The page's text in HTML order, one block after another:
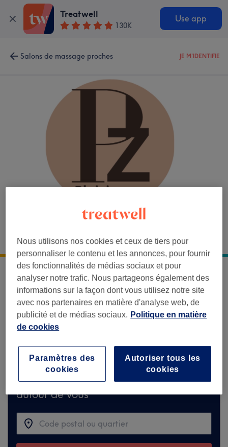
Treatwell
130K
Use app
Salons de massage proches JE M'IDENTIFIE
1844 Avenue Pierre Auguste Renoir
La Seyne-sur-
83500
Désolé, cet établissement n'est
temporairement pas disponible sur
Treatwell.
Mais découvrez ci-dessous des partenaires
similaires qui pourraient vous plaire.
Trouver les meilleurs établissements
autour de vous
Nous utilisons nos cookies et ceux de tiers pour
personnaliser le contenu et les annonces, pour fournir
des fonctionnalités de médias sociaux et pour
analyser notre trafic. Nous partageons également des
informations sur la façon dont vous utilisez notre site
avec nos partenaires en matière d'analyse web, de
publicité et de médias sociaux. Politique en matière
de cookies
Autoriser tous les
cookies
Paramètres des
cookies